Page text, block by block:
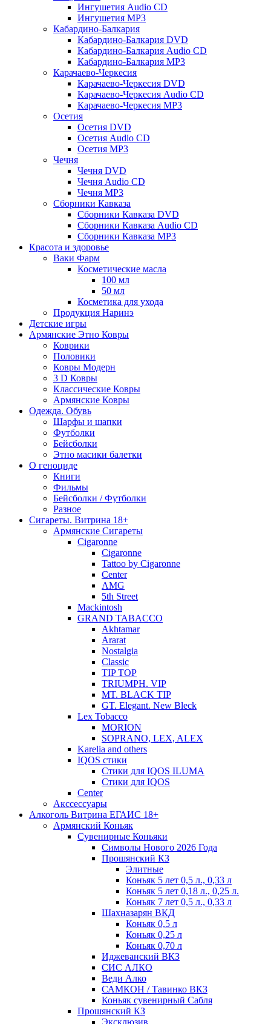
Ингушетия Audio CD
Ингушетия MP3
Кабардино-Балкария
Кабардино-Балкария DVD
Кабардино-Балкария Audio CD
Кабардино-Балкария MP3
Карачаево-Черкесия
Карачаево-Черкесия DVD
Карачаево-Черкесия Audio CD
Карачаево-Черкесия MP3
Осетия
Осетия DVD
Осетия Audio CD
Осетия MP3
Чечня
Чечня DVD
Чечня Audio CD
Чечня MP3
Сборники Кавказа
Сборники Кавказа DVD
Сборники Кавказа Audio CD
Сборники Кавказа MP3
Красота и здоровье
Ваки Фарм
Косметические масла
100 мл
50 мл
Косметика для ухода
Продукция Наринэ
Детские игры
Армянские Этно Ковры
Коврики
Половики
Ковры Модерн
3 D Ковры
Классические Ковры
Армянские Ковры
Одежда. Обувь
Шарфы и шапки
Футболки
Бейсболки
Этно масики балетки
О геноциде
Книги
Фильмы
Бейсболки / Футболки
Разное
Сигареты. Витрина 18+
Армянские Сигареты
Cigaronne
Cigaronne
Tattoo by Cigaronne
Center
AMG
5th Street
Mackintosh
GRAND TABACCO
Akhtamar
Ararat
Nostalgia
Classic
TIP TOP
TRIUMPH. VIP
MT. BLACK TIP
GT. Elegant. New Bleck
Lex Tobacco
MORION
SOPRANO, LEX, ALEX
Karelia and others
IQOS стики
Стики для IQOS ILUMA
Стики для IQOS
Сenter
Акссессуары
Алкоголь Витрина ЕГАИС 18+
Армянский Коньяк
Сувенирные Коньяки
Символы Нового 2026 Года
Прошянский КЗ
Элитные
Коньяк 5 лет 0,5 л., 0,33 л
Коньяк 5 лет 0,18 л., 0,25 л.
Коньяк 7 лет 0,5 л., 0,33 л
Шахназарян ВКД
Коньяк 0,5 л
Коньяк 0,25 л
Коньяк 0,70 л
Иджеванский ВКЗ
СИС АЛКО
Веди Алко
САМКОН / Тавинко ВКЗ
Коньяк сувенирный Сабля
Прошянский КЗ
Эксклюзив